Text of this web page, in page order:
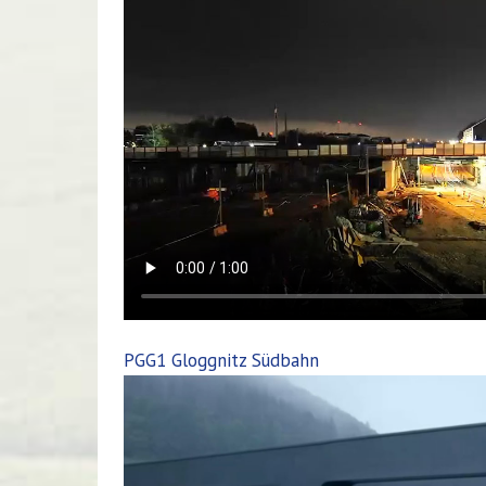
PGG1 Gloggnitz Südbahn